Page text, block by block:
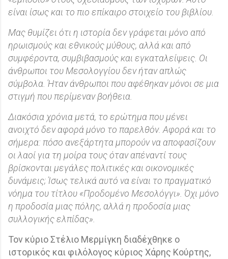
είναι ίσως και το πιο επίκαιρο στοιχείο του βιβλίου.
Μας θυμίζει ότι η ιστορία δεν γράφεται μόνο από
ηρωισμούς και εθνικούς μύθους, αλλά και από
συμφέροντα, συμβιβασμούς και εγκαταλείψεις. Οι
άνθρωποι του Μεσολογγίου δεν ήταν απλώς
σύμβολα. Ήταν άνθρωποι που αφέθηκαν μόνοι σε μια
στιγμή που περίμεναν βοήθεια.
Διακόσια χρόνια μετά, το ερώτημα που μένει
ανοιχτό δεν αφορά μόνο το παρελθόν. Αφορά και το
σήμερα: πόσο ανεξάρτητα μπορούν να αποφασίζουν
οι λαοί για τη μοίρα τους όταν απέναντί τους
βρίσκονται μεγάλες πολιτικές και οικονομικές
δυνάμεις; Ίσως τελικά αυτό να είναι το πραγματικό
νόημα του τίτλου «Προδομένο Μεσολόγγι». Όχι μόνο
η προδοσία μιας πόλης, αλλά η προδοσία μιας
συλλογικής ελπίδας».
Τον κύριο Στέλιο Μερμίγκη διαδέχθηκε ο
ιστορικός και φιλόλογος κύριος Χάρης Κούρτης,